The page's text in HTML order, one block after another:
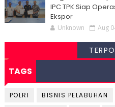
IPC TPK Siap
Ekspor
Unknown Aug
TAGS
POLRI BISNIS PELABUHAN